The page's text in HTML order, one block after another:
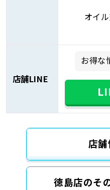
オイ
店舗LINE
お得な
店
徳島店のそ